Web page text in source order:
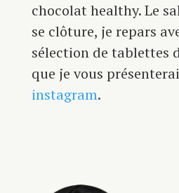
chocolat healthy. Le
se clôture, je repars
sélection de tablettes
que je vous
instagram.